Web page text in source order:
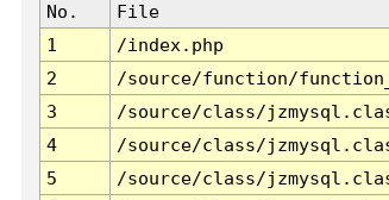
No. File
1
/index.php
2
/source/function/
3
/source/class/
4
/source/class/
5
/source/class/